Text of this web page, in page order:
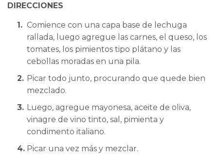
DIRECCIONES
Comience con una capa base de lechuga
rallada, luego agregue las carnes, el queso, los
tomates, los pimientos tipo plátano y las
cebollas moradas en una pila.
Picar todo junto, procurando que quede bien
mezclado.
Luego, agregue mayonesa, aceite de oliva,
vinagre de vino tinto, sal, pimienta y
condimento italiano.
Picar una vez más y mezclar.